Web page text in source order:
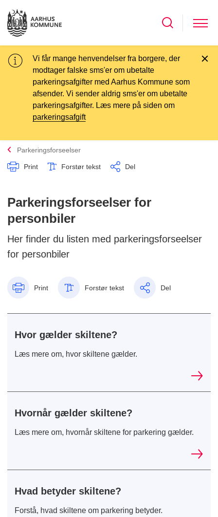
Vi får mange henvendelser fra borgere, der
modtager falske sms'er om ubetalte
parkeringsafgifter med Aarhus Kommune som
afsender. Vi sender aldrig sms'er om ubetalte
parkeringsafgifter. Læs mere på siden om
parkeringsafgift
Parkeringsforseelser
Print Forstør tekst Del
Parkeringsforseelser for
personbiler
Her finder du listen med parkeringsforseelser
for personbiler
Print Forstør tekst Del
Hvor gælder skiltene?
Læs mere om, hvor skiltene gælder.
Hvornår gælder skiltene?
Læs mere om, hvornår skiltene for parkering gælder.
Hvad betyder skiltene?
Forstå, hvad skiltene om parkering betyder.